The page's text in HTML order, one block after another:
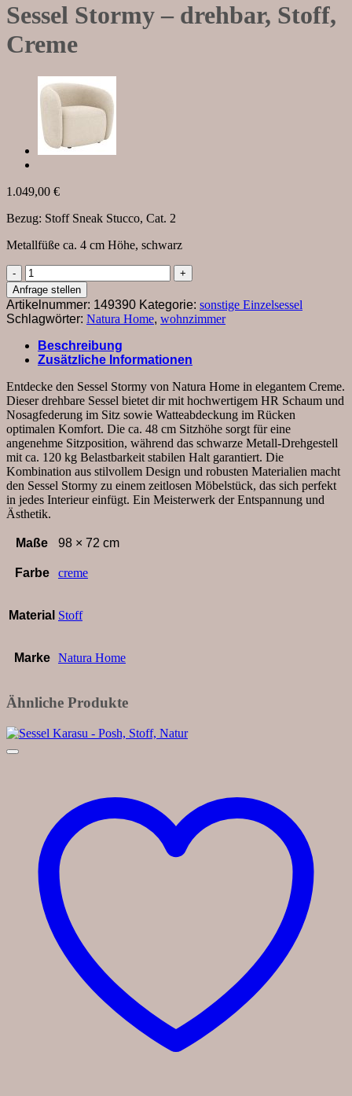
Sessel Stormy – drehbar, Stoff,
Creme
1.049,00 €
Bezug: Stoff Sneak Stucco, Cat. 2
Metallfüße ca. 4 cm Höhe, schwarz
Sessel
Stormy
-
drehbar,
Stoff,
Creme
Menge
Anfrage stellen
Artikelnummer: 149390 Kategorie: sonstige Einzelsessel
Schlagwörter: Natura Home, wohnzimmer
Beschreibung
Zusätzliche Informationen
Entdecke den Sessel Stormy von Natura Home in elegantem Creme.
Dieser drehbare Sessel bietet dir mit hochwertigem HR Schaum und
Nosagfederung im Sitz sowie Watteabdeckung im Rücken
optimalen Komfort. Die ca. 48 cm Sitzhöhe sorgt für eine
angenehme Sitzposition, während das schwarze Metall-Drehgestell
mit ca. 120 kg Belastbarkeit stabilen Halt garantiert. Die
Kombination aus stilvollem Design und robusten Materialien macht
den Sessel Stormy zu einem zeitlosen Möbelstück, das sich perfekt
in jedes Interieur einfügt. Ein Meisterwerk der Entspannung und
Ästhetik.
Maße 98 × 72 cm
Farbe creme
Material Stoff
Marke Natura Home
Ähnliche Produkte